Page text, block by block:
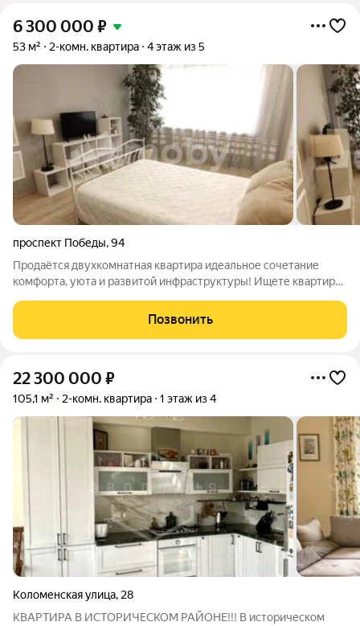
6 300 000 ₽
53 м² 2-комн. квартира 4 этаж из 5
проспект Победы,94
Продаётся двухкомнатная квартира идеальное сочетание
комфорта, уюта и развитой инфраструктуры! Ищете квартиру,
деньги на обустройство? Тогда это предложение для вас!
Позвонить
22 300 000 ₽
105,1 м² 2-комн. квартира 1 этаж из 4
Коломенская улица, 28
КВАРТИРА В ИСТОРИЧЕСКОМ РАЙОНЕ!!! В историческом